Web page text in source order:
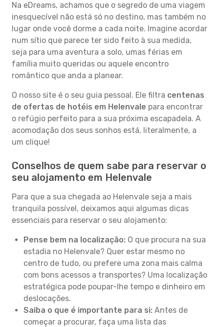
Na eDreams, achamos que o segredo de uma viagem
inesquecível não está só no destino, mas também no
lugar onde você dorme a cada noite. Imagine acordar
num sítio que parece ter sido feito à sua medida,
seja para uma aventura a solo, umas férias em
família muito queridas ou aquele encontro
romântico que anda a planear.
O nosso site é o seu guia pessoal. Ele filtra centenas
de ofertas de hotéis em Helenvale para encontrar
o refúgio perfeito para a sua próxima escapadela. A
acomodação dos seus sonhos está, literalmente, a
um clique!
Conselhos de quem sabe para reservar o
seu alojamento em Helenvale
Para que a sua chegada ao Helenvale seja a mais
tranquila possível, deixamos aqui algumas dicas
essenciais para reservar o seu alojamento:
Pense bem na localização: O que procura na sua
estadia no Helenvale? Quer estar mesmo no
centro de tudo, ou prefere uma zona mais calma
com bons acessos a transportes? Uma localização
estratégica pode poupar-lhe tempo e dinheiro em
deslocações.
Saiba o que é importante para si: Antes de
começar a procurar, faça uma lista das